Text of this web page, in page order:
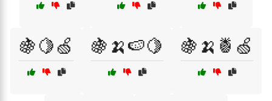
🍇🍋🍏 🍇🍌🍉🍋 🍇🍌🍍🍏